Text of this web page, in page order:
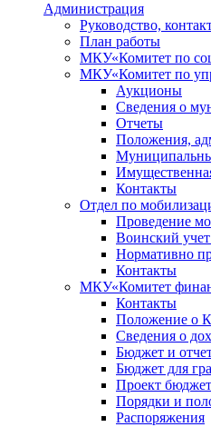
Администрация
Руководство,
План работы
МКУ«Комитет по
МКУ«Комитет по
Аукционы
Сведения о
Отчеты
Положения,
Контакты
Отдел по
Проведение
Воинский
Нормативно
Контакты
МКУ«Комитет
Контакты
Положение о
Сведения о
Бюджет и
Бюджет для
Проект
Порядки и
Распоряжения